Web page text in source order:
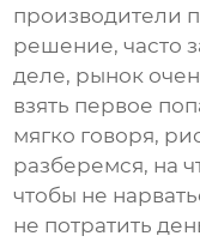
производители
решение, часто
деле, рынок
взять первое
мягко говоря,
разберемся, на
чтобы не
не потратить